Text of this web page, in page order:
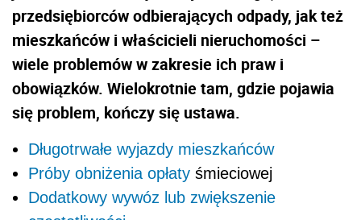
przedsiębiorców odbierających odpady, jak też
mieszkańców i właścicieli nieruchomości –
wiele problemów w zakresie ich praw i
obowiązków. Wielokrotnie tam, gdzie pojawia
się problem, kończy się ustawa.
Długotrwałe wyjazdy mieszkańców
Próby obniżenia opłaty śmieciowej
Dodatkowy wywóz lub zwiększenie